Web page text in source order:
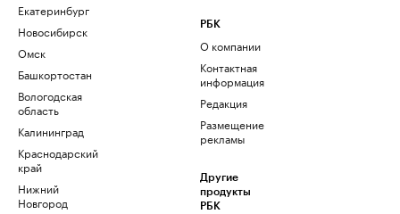
Екатеринбург
Новосибирск
Омск
Башкортостан
Вологодская
область
Калининград
Краснодарский
край
Нижний
Новгород
РБК
О компании
Контактная
информация
Редакция
Размещение
рекламы
Другие
продукты
РБК